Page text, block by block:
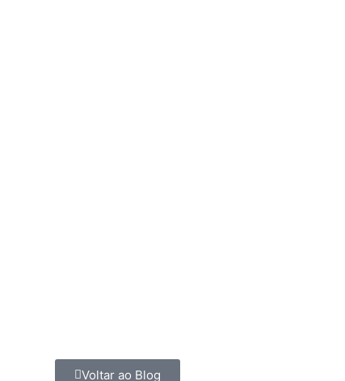
Voltar ao Blog